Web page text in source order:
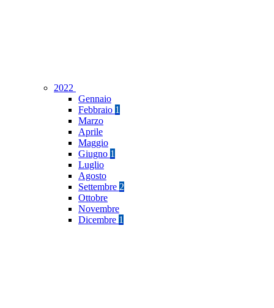
2022
Gennaio
Febbraio 1
Marzo
Aprile
Maggio
Giugno 1
Luglio
Agosto
Settembre 2
Ottobre
Novembre
Dicembre 1